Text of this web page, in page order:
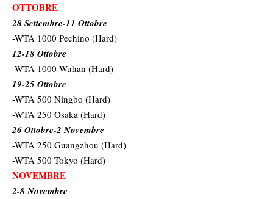
OTTOBRE
28 Settembre-11 Ottobre
-WTA 1000 Pechino (Hard)
12-18 Ottobre
-WTA 1000 Wuhan (Hard)
19-25 Ottobre
-WTA 500 Ningbo (Hard)
-WTA 250 Osaka (Hard)
26 Ottobre-2 Novembre
-WTA 250 Guangzhou (Hard)
-WTA 500 Tokyo (Hard)
NOVEMBRE
2-8 Novembre